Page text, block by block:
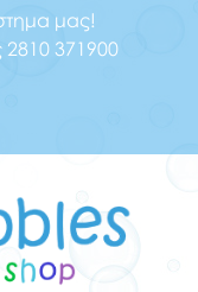
μας!
2810 371900